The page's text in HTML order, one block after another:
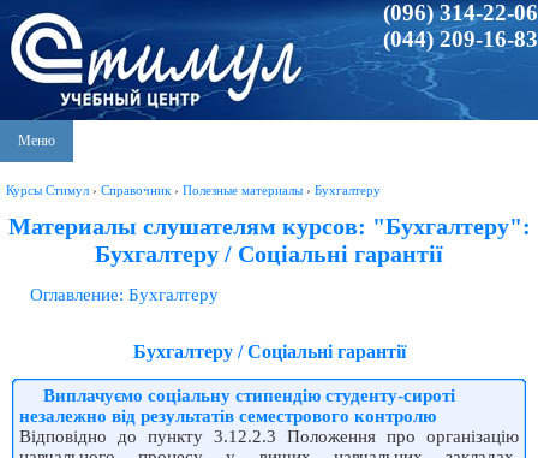
(096) 314-22-06
(044) 209-16-83
Меню
Курсы Стимул › Справочник › Полезные материалы › Бухгалтеру
Материалы слушателям курсов: "Бухгалтеру":
Бухгалтеру / Соціальні гарантії
Оглавление: Бухгалтеру
Бухгалтеру / Соціальні гарантії
Виплачуємо соціальну стипендію студенту-сироті
незалежно від результатів семестрового контролю
Відповідно до пункту 3.12.2.3 Положення про організацію